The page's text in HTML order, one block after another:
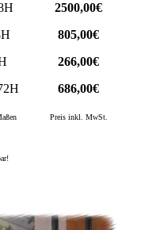
2500,00€
805,00€
266,00€
686,00€
Preis inkl. MwSt.